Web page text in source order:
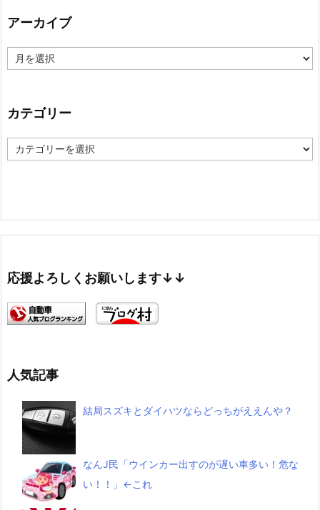
アーカイブ
ー
ブ
カテゴリー
テ
応援よろしくお願いします↓↓
人気記事
結局スズキとダイハツならどっちがええんや？
なんJ民「ウインカー出すのが遅い車多い！危な
い！！」←これ